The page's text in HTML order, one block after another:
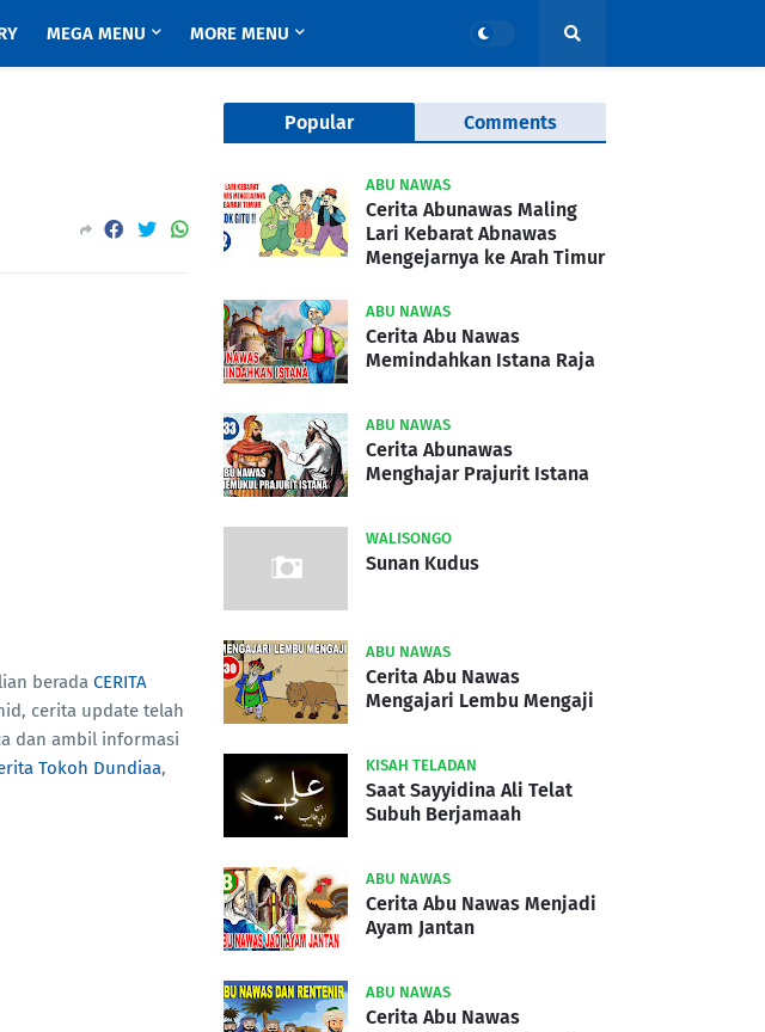
MEGA MENU MORE MENU
berada CERITA
cerita update telah
dan ambil informasi
Tokoh Dundiaa,
Popular Comments
ABU NAWAS
Cerita Abunawas Maling
Lari Kebarat Abnawas
Mengejarnya ke Arah Timur
ABU NAWAS
Cerita Abu Nawas
Memindahkan Istana Raja
ABU NAWAS
Cerita Abunawas
Menghajar Prajurit Istana
WALISONGO
Sunan Kudus
ABU NAWAS
Cerita Abu Nawas
Mengajari Lembu Mengaji
KISAH TELADAN
Saat Sayyidina Ali Telat
Subuh Berjamaah
ABU NAWAS
Cerita Abu Nawas Menjadi
Ayam Jantan
ABU NAWAS
Cerita Abu Nawas